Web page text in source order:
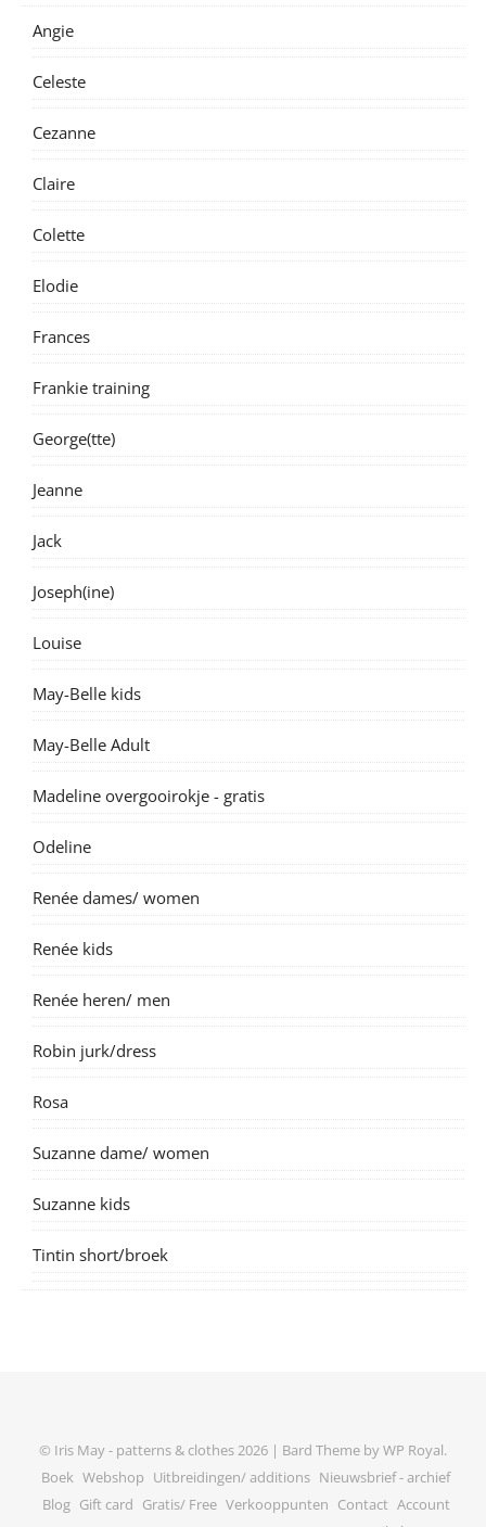
Angie
Celeste
Cezanne
Claire
Colette
Elodie
Frances
Frankie training
George(tte)
Jeanne
Jack
Joseph(ine)
Louise
May-Belle kids
May-Belle Adult
Madeline overgooirokje - gratis
Odeline
Renée dames/ women
Renée kids
Renée heren/ men
Robin jurk/dress
Rosa
Suzanne dame/ women
Suzanne kids
Tintin short/broek
© Iris May - patterns & clothes 2026 | Bard Theme byWP Royal.
Boek Webshop Uitbreidingen/ additions Nieuwsbrief - archief
Blog Gift card Gratis/ Free Verkooppunten Contact Account